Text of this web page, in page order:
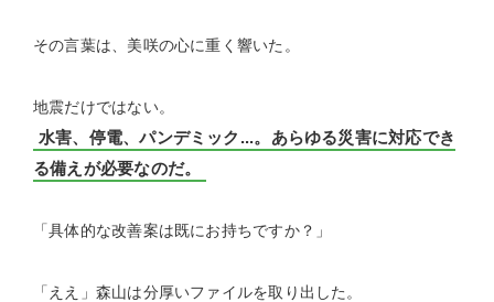
その言葉は、美咲の心に重く響いた。
地震だけではない。
水害、停電、パンデミック...。あらゆる災害に対応でき
る備えが必要なのだ。
「具体的な改善案は既にお持ちですか？」
「ええ」森山は分厚いファイルを取り出した。